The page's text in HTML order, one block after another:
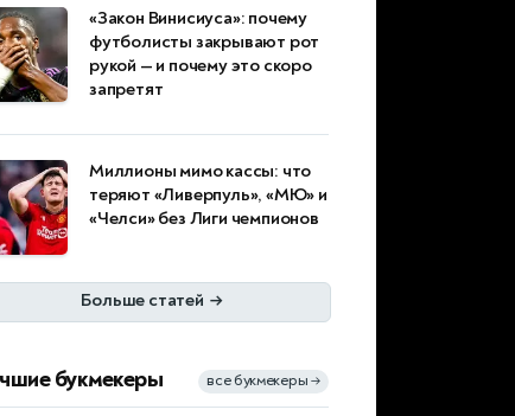
«Закон Винисиуса»: почему
футболисты закрывают рот
рукой — и почему это скоро
запретят
Миллионы мимо кассы: что
теряют «Ливерпуль», «МЮ» и
«Челси» без Лиги чемпионов
Больше статей →
букмекеры все букмекеры →